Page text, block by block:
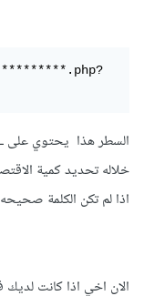
اذا لم تكن الكلمة
الان اخي اذا كانت